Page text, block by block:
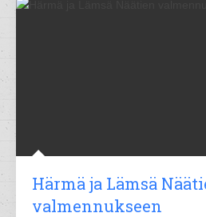
Härmä ja Lämsä
valmennukseen